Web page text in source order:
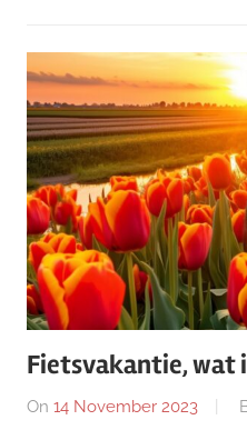
Fietsvakantie, wat
On 14 November 2023